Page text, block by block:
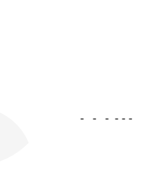
- - - - - -